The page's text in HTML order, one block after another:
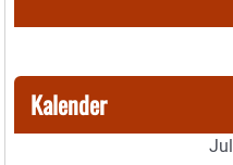
Kalender